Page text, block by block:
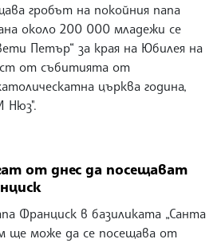
гробът на покойния папа
около 200 000 младежи се
Петър“ за края на Юбилея на
от събитията от
църква година,
Нюз".
от днес да посещават
Франциск в базиликата „Санта
ще може да се посещава от